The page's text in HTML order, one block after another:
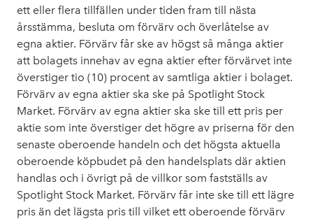
ett eller flera tillfällen under tiden fram till nästa
årsstämma, besluta om förvärv och överlåtelse av
egna aktier. Förvärv får ske av högst så många aktier
att bolagets innehav av egna aktier efter förvärvet inte
överstiger tio (10) procent av samtliga aktier i bolaget.
Förvärv av egna aktier ska ske på Spotlight Stock
Market. Förvärv av egna aktier ska ske till ett pris per
aktie som inte överstiger det högre av priserna för den
senaste oberoende handeln och det högsta aktuella
oberoende köpbudet på den handelsplats där aktien
handlas och i övrigt på de villkor som fastställs av
Spotlight Stock Market. Förvärv får inte ske till ett lägre
pris än det lägsta pris till vilket ett oberoende förvärv